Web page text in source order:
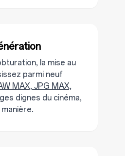
la mise au
parmi neuf
MAX, JPG MAX,
dignes du cinéma,